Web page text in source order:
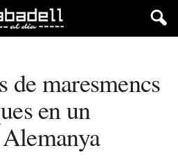
de maresmencs
en un